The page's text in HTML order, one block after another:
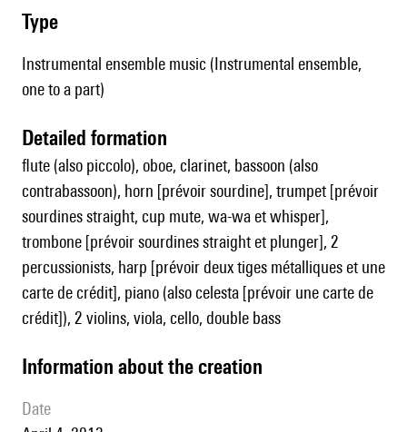
type
Instrumental ensemble music (Instrumental ensemble,
one to a part)
detailed formation
flute (also piccolo), oboe, clarinet, bassoon (also
contrabassoon), horn [prévoir sourdine], trumpet [prévoir
sourdines straight, cup mute, wa-wa et whisper],
trombone [prévoir sourdines straight et plunger], 2
percussionists, harp [prévoir deux tiges métalliques et une
carte de crédit], piano (also celesta [prévoir une carte de
crédit]), 2 violins, viola, cello, double bass
information about the creation
date